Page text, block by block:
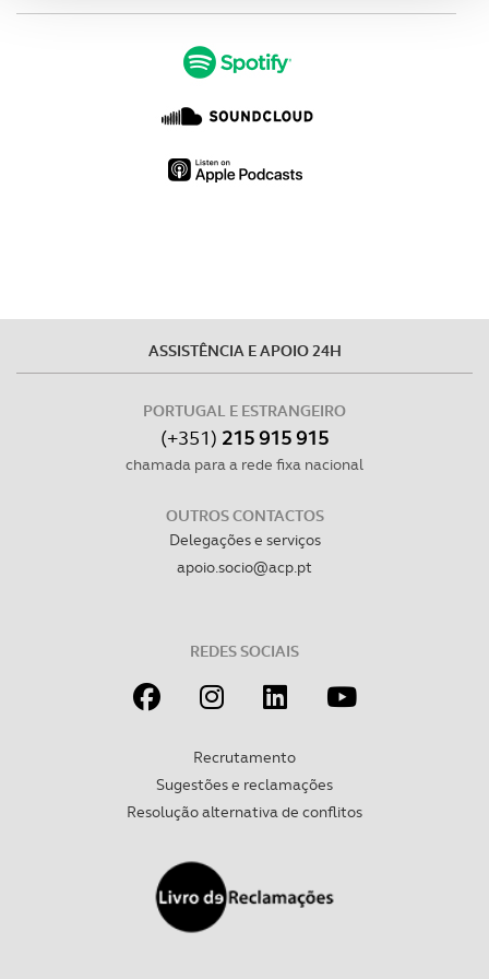
Adicionalmente partilhamos informação, relativa à sua
parceiros e organizações na UE e em países terceiros.
O ACP garantirá que as transferências internacionais de
tecnologias similares pode ter impacto na sua
experiência de navegação no Website e nos serviços
disponibilizados.
Consulte a política de cookies do site.
ASSISTÊNCIA E APOIO 24H
PORTUGAL E ESTRANGEIRO
(+351) 215 915 915
chamada para a rede fixa nacional
OUTROS CONTACTOS
Delegações e serviços
apoio.socio@acp.pt
REDES SOCIAIS
Recrutamento
Sugestões e reclamações
Resolução alternativa de conflitos